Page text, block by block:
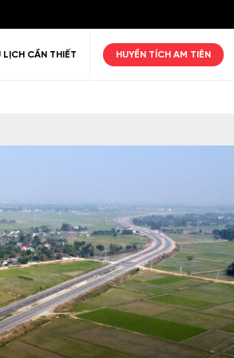
CẦN THIẾT HUYỀN TÍCH AM TIÊN
giãn Thiên nhiên Golf